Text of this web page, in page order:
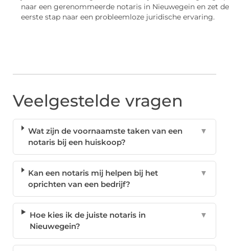
naar een gerenommeerde notaris in Nieuwegein en zet de
eerste stap naar een probleemloze juridische ervaring.
Veelgestelde vragen
Wat zijn de voornaamste taken van een
notaris bij een huiskoop?
▼
Kan een notaris mij helpen bij het
oprichten van een bedrijf?
▼
Hoe kies ik de juiste notaris in
Nieuwegein?
▼